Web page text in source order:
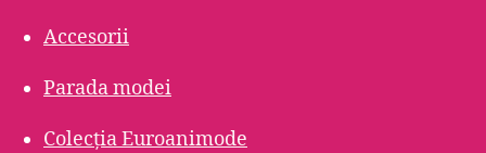
Accesorii
Parada modei
Colecția Euroanimode